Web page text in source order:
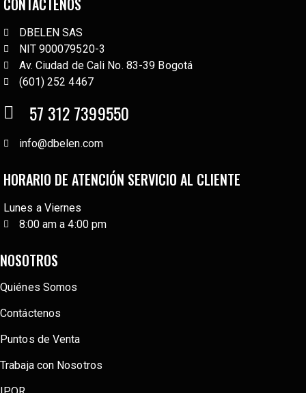
DBELEN SAS
NIT 900079520-3
Av. Ciudad de Cali No. 83-39 Bogotá
(601) 252 4467
57 312 7399550
info@dbelen.com
HORARIO DE ATENCIÓN SERVICIO AL CLIENTE
Lunes a Viernes
8:00 am a 4:00 pm
NOSOTROS
Quiénes Somos
Contáctenos
Puntos de Venta
Trabaja con Nosotros